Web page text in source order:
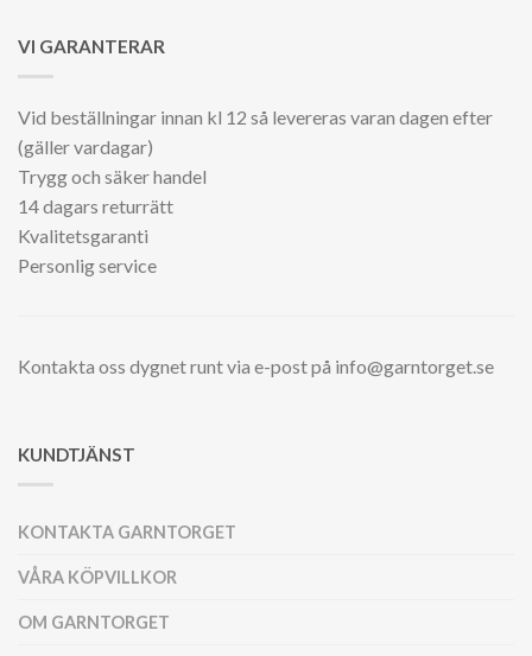
VI GARANTERAR
Vid beställningar innan kl 12 så levereras varan dagen efter
(gäller vardagar)
Trygg och säker handel
14 dagars returrätt
Kvalitetsgaranti
Personlig service
Kontakta oss dygnet runt via e-post på info@garntorget.se
KUNDTJÄNST
KONTAKTA GARNTORGET
VÅRA KÖPVILLKOR
OM GARNTORGET